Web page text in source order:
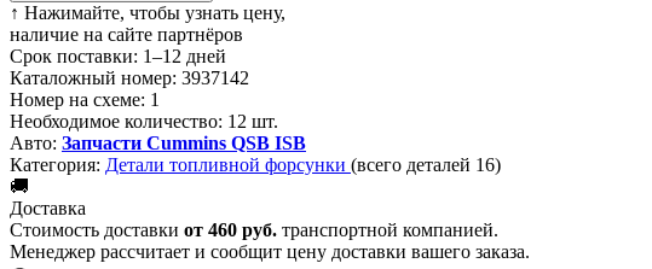
↑ Нажимайте, чтобы узнать цену,
наличие на сайте партнёров
Срок поставки: 1–12 дней
Каталожный номер: 3937142
Номер на схеме: 1
Необходимое количество: 12 шт.
Авто: Запчасти Cummins QSB ISB
Категория: Детали топливной форсунки (всего деталей 16)
🚚
Доставка
Стоимость доставки от 460 руб. транспортной компанией.
Менеджер рассчитает и сообщит цену доставки вашего заказа.